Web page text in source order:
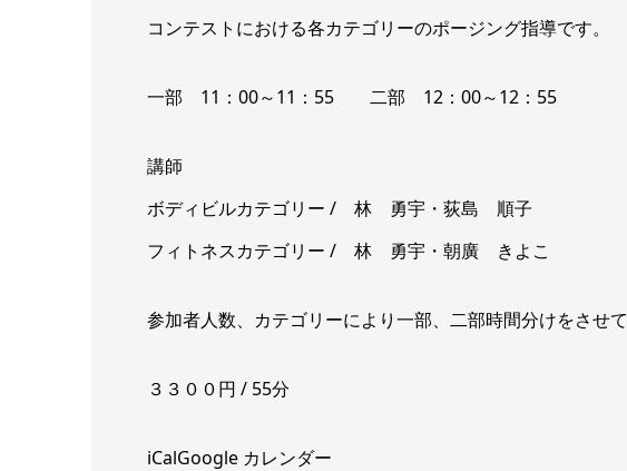
セ
ミ
11:00
コンテストにおける各カテゴリーのポージング指導です。
一部 11：00～11：55 二部 12：00～12：55
講師
ボディビルカテゴリー / 林 勇宇・荻島 順子
フィトネスカテゴリー / 林 勇宇・朝廣 きよこ
参加者人数、カテゴリーにより一部、二部時間分けをさせて
３３００円 / 55分
iCalGoogle カレンダー